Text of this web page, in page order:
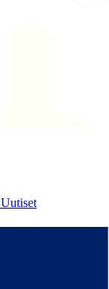
Uutiset